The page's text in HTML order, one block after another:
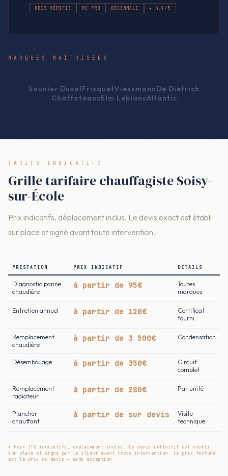
KBIS VÉRIFIÉ RC PRO DÉCENNALE ★ 4.9/5
MARQUES MAÎTRISÉES
Saunier DuvalFrisquetViessmannDe Dietrich
ChaffoteauxElm LeblancAtlantic
TARIFS INDICATIFS
Grille tarifaire chauffagiste Soisy-
sur-École
Prix indicatifs, déplacement inclus. Le devis exact est établi
sur place et signé avant toute intervention.
PRESTATION PRIX INDICATIF DÉTAILS
Diagnostic panne
chaudière
à partir de 95€
Toutes
marques
Entretien annuel à partir de 120€
Certificat
fourni
Remplacement
chaudière
à partir de 3 500€ Condensation
Désembouage à partir de 350€
Circuit
complet
Remplacement
radiateur
à partir de 280€ Par unité
Plancher
chauffant
à partir de sur devis
Visite
technique
* Prix TTC indicatifs, déplacement inclus. Le devis définitif est établi
sur place et signé par le client avant toute intervention. Le prix facturé
est le prix du devis — sans exception.